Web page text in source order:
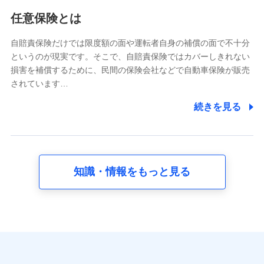
当社又は株式会社NTTドコモが提供する各種サービスな
又は株式会社NTTドコモが提供する各種サービスのご契
約状態・ご利用履歴インターネット利用時の行動に関す
る情報、アプリケーション利用時の行動に関する情報、
購入されたサービスや商品の名称・購入場所・決済に関
する情報、アンケートの回答に関する情報などが含まれ
の内容、保険料、保険料のお支払方法、車のメーカーや
走行距離などの情報、建物の構造や築年数などの情報、
任意保険とは
自賠責保険だけでは限度額の面や運転者自身の補償の面で不十分
というのが現実です。そこで、自賠責保険ではカバーしきれない
損害を補償するために、民間の保険会社などで自動車保険が販売
されています…
続きを見る
知識・情報をもっと見る